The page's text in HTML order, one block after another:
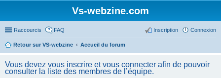
Vs-webzine.com
Raccourcis FAQ Connexion
Inscription
Retour sur VS-webzine Accueil du forum
Vous devez vous inscrire et vous connecter afin de pouvoir
consulter la liste des membres de l’équipe.